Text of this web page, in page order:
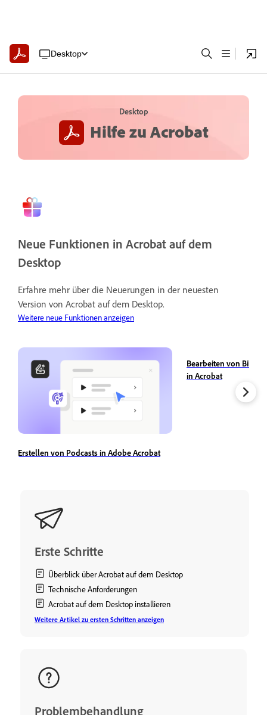
Desktop
Desktop
Hilfe zu Acrobat
Neue Funktionen in Acrobat auf dem
Desktop
Erfahre mehr über die Neuerungen in der neuesten
Version von Acrobat auf dem Desktop.
Weitere neue Funktionen anzeigen
Erstellen von Podcasts in Adobe Acrobat
Bearbeiten von
in Acrobat
Erste Schritte
Überblick über Acrobat auf dem Desktop
Technische Anforderungen
Acrobat auf dem Desktop installieren
Weitere Artikel zu ersten Schritten anzeigen
Problembehandlung